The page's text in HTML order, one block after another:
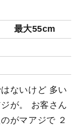
最大55cm
ないけど 多い
が。 お客さん
がマアジで ２